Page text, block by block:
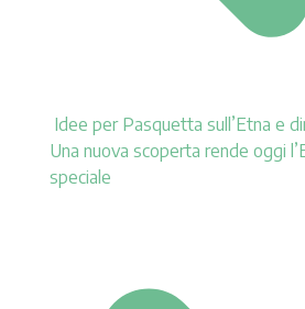
Idee per Pasquetta sull’Etna e
Una nuova scoperta rende oggi
speciale